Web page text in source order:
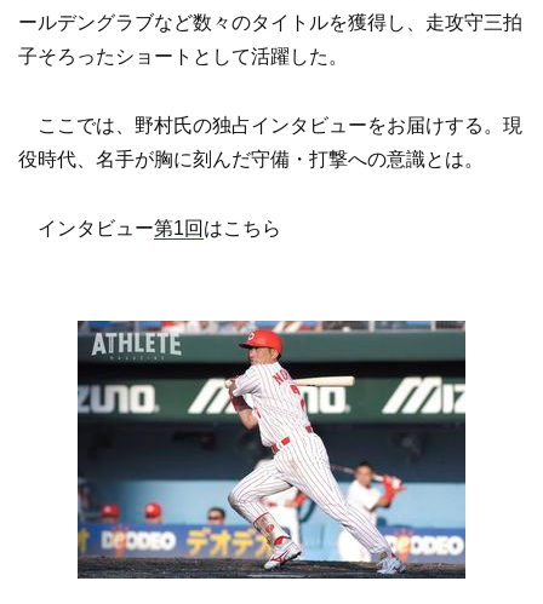
ールデングラブなど数々のタイトルを獲得し、走攻守三拍
子そろったショートとして活躍した。
ここでは、野村氏の独占インタビューをお届けする。現
役時代、名手が胸に刻んだ守備・打撃への意識とは。
インタビュー第1回 はこちら